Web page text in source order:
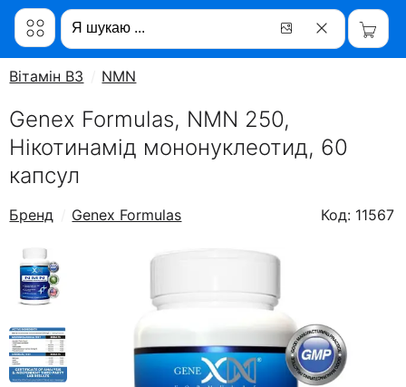
Вітамін B3 NMN
Genex Formulas, NMN 250,
Нікотинамід мононуклеотид, 60
капсул
Бренд Genex Formulas Код: 11567